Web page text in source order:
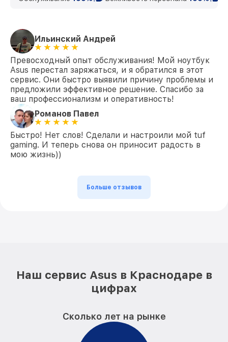
Ильинский Андрей
Превосходный опыт обслуживания! Мой ноутбук
Asus перестал заряжаться, и я обратился в этот
сервис. Они быстро выявили причину проблемы и
предложили эффективное решение. Спасибо за
ваш профессионализм и оперативность!
Романов Павел
Быстро! Нет слов! Сделали и настроили мой tuf
gaming. И теперь снова он приносит радость в
мою жизнь))
Больше отзывов
Наш сервис Asus в Краснодаре в
цифрах
Сколько лет на рынке